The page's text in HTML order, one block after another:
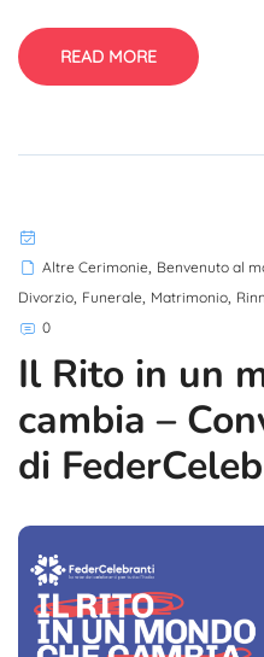
READ MORE
Altre Cerimonie Benvenuto al
Divorzio Funerale Matrimonio
0
Il Rito in un
cambia –
di